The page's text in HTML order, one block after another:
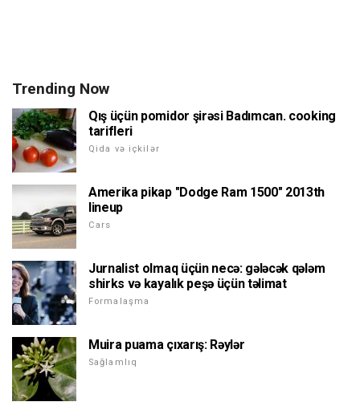
Trending Now
Qış üçün pomidor şirəsi Badımcan. cooking
tarifleri
Qida və içkilər
Amerika pikap "Dodge Ram 1500" 2013th
lineup
Cars
Jurnalist olmaq üçün necə: gələcək qələm
shirks və kayalık peşə üçün təlimat
Formalaşma
Muira puama çıxarış: Rəylər
Sağlamlıq